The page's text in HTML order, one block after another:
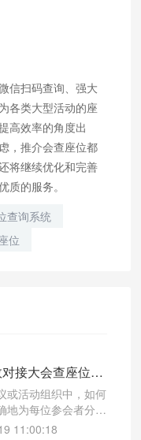
信扫码查询、强大
各类大型活动的座
高效率的角度出
，推介会查座位都
将继续优化和完善
质的服务。
查询系统
位
如何高效对接大会查座位？微信扫码查座位系统轻松解决
或活动组织中，如何
地为每位参会者分配
重要环节。本文介绍
11:00:18